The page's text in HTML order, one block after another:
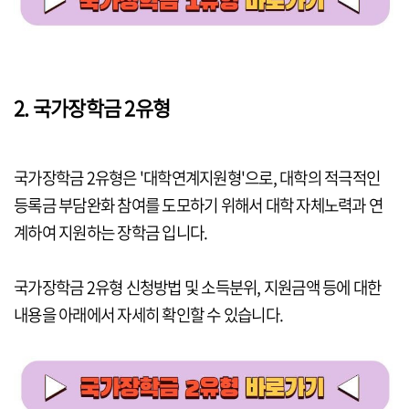
2. 국가장학금 2유형
국가장학금 2유형은 '대학연계지원형'으로, 대학의 적극적인
등록금 부담완화 참여를 도모하기 위해서 대학 자체노력과 연
계하여 지원하는 장학금 입니다.
국가장학금 2유형 신청방법 및 소득분위, 지원금액 등에 대한
내용을 아래에서 자세히 확인할 수 있습니다.